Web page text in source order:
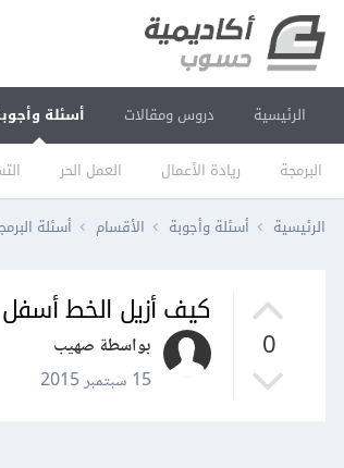
الرئيسية دروس ومقالات أسئلة
البرمجة ريادة الأعمال العمل الحر
الرئيسية أسئلة وأجوبة الأقسام أسئلة
0
كيف أزيل الخط
بواسطة صهيب
15 سبتمبر 2015